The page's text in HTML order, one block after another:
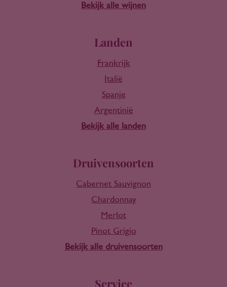
Bekijk alle wijnen
Landen
Frankrijk
Italië
Spanje
Argentinië
Bekijk alle landen
Druivensoorten
Cabernet Sauvignon
Chardonnay
Merlot
Pinot Grigio
Bekijk alle druivensoorten
Service